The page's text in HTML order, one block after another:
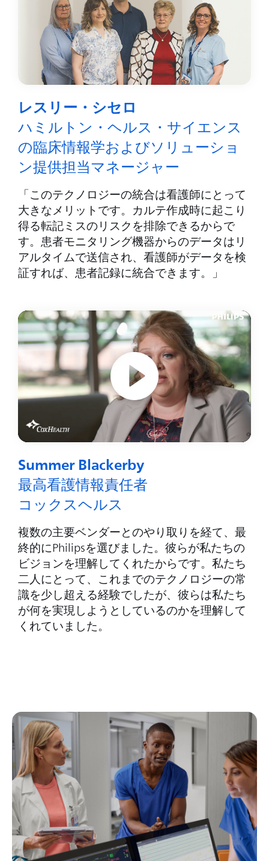
レスリー・シセロ
ハミルトン・ヘルス・サイエンス
の臨床情報学およびソリューショ
ン提供担当マネージャー
「このテクノロジーの統合は看護師にとって
大きなメリットです。カルテ作成時に起こり
得る転記ミスのリスクを排除できるからで
す。患者モニタリング機器からのデータはリ
アルタイムで送信され、看護師がデータを検
証すれば、患者記録に統合できます。」
Summer Blackerby
最高看護情報責任者
コックスヘルス
複数の主要ベンダーとのやり取りを経て、最
終的にPhilipsを選びました。彼らが私たちの
ビジョンを理解してくれたからです。私たち
二人にとって、これまでのテクノロジーの常
識を少し超える経験でしたが、彼らは私たち
が何を実現しようとしているのかを理解して
くれていました。